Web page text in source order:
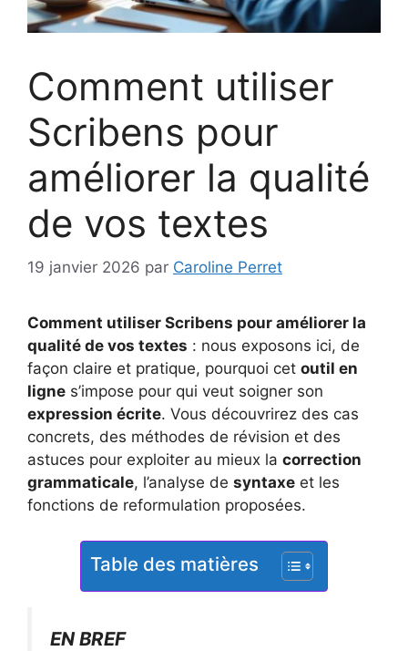
Comment utiliser
Scribens pour
améliorer la qualité
de vos textes
19 janvier 2026 par Caroline Perret
Comment utiliser Scribens pour améliorer la
qualité de vos textes : nous exposons ici, de
façon claire et pratique, pourquoi cet outil en
ligne s’impose pour qui veut soigner son
expression écrite. Vous découvrirez des cas
concrets, des méthodes de révision et des
astuces pour exploiter au mieux la correction
grammaticale, l’analyse de syntaxe et les
fonctions de reformulation proposées.
Table des matières
EN BREF